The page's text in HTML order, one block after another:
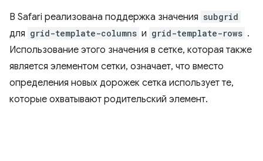
В Safari реализована поддержка значения subgrid
для grid-template-columns и grid-template-rows .
Использование этого значения в сетке, которая также
является элементом сетки, означает, что вместо
определения новых дорожек сетка использует те,
которые охватывают родительский элемент.